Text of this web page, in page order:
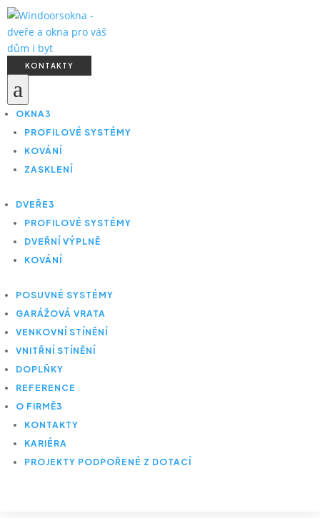
KONTAKTY
a
OKNA3
PROFILOVÉ SYSTÉMY
KOVÁNÍ
ZASKLENÍ
DVEŘE3
PROFILOVÉ SYSTÉMY
DVEŘNÍ VÝPLNĚ
KOVÁNÍ
POSUVNÉ SYSTÉMY
GARÁŽOVÁ VRATA
VENKOVNÍ STÍNĚNÍ
VNITŘNÍ STÍNĚNÍ
DOPLŇKY
REFERENCE
O FIRMĚ3
KONTAKTY
KARIÉRA
PROJEKTY PODPOŘENÉ Z DOTACÍ